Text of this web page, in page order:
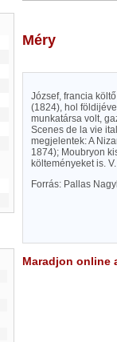
Méry
József, francia
(1824), hol
munkatársa volt,
Scenes de la vie
megjelentek: A
1874); Moubryon
költeményeket is.
Forrás: Pallas
Maradjon online